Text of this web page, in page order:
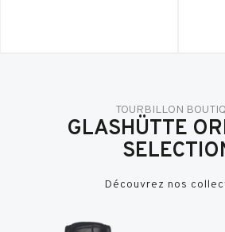
TOURBILLON
GLASHÜTTE
Découvrez nos